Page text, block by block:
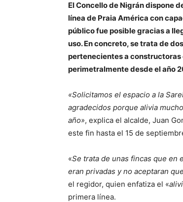
El Concello de Nigrán dispone
línea de Praia América con
público fue posible gracias a
uso. En concreto, se trata de
pertenecientes a constructoras
perimetralmente desde el año
«Solicitamos el espacio a la
agradecidos porque alivia
año», explica el alcalde, Juan
este fin hasta el 15 de
«Se trata de unas fincas que en
eran privadas y no aceptaran
el regidor, quien enfatiza el «
primera línea.